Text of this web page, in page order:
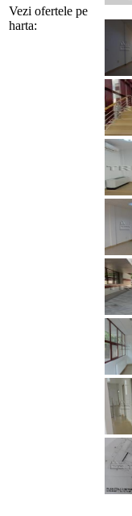
Vezi ofertele pe
harta: